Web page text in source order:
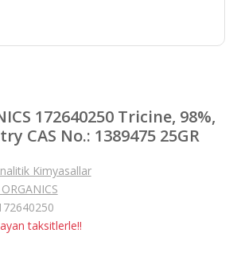
172640250 Tricine, 98%,
CAS No.: 1389475 25GR
Kimyasallar
taksitlerle!!